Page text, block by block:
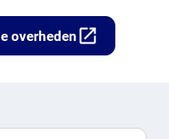
overheden open_in_new